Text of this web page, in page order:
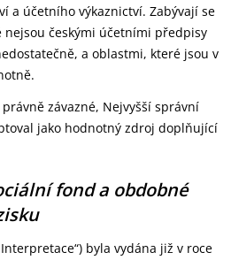
a účetního výkaznictví. Zabývají se
nejsou českými účetními předpisy
a oblastmi, které jsou v
závazné, Nejvyšší správní
jako hodnotný zdroj doplňující
fond a obdobné
byla vydána již v roce